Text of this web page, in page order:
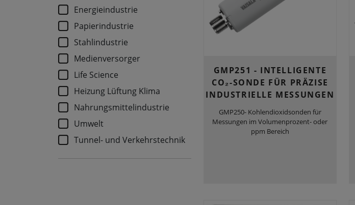
Energieindustrie
Papierindustrie
Stahlindustrie
Medienversorger
Life Science
Heizung Lüftung Klima
Nahrungsmittelindustrie
Umwelt
Tunnel- und Verkehrstechnik
GMP251 - INTELLIGENTE
CO₂-SONDE FÜR PRÄZISE
INDUSTRIELLE MESSUNGEN
GMP250- Kohlendioxidsonden für
Messungen im Volumenprozent- oder
ppm Bereich